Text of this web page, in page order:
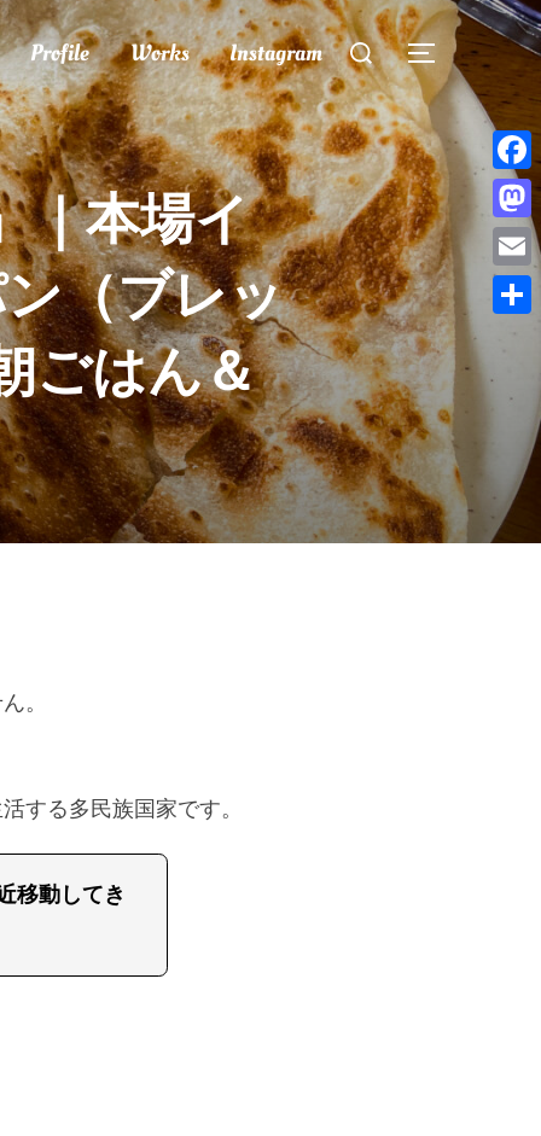
Profile Works Instagram
検
索
対
象:
サイドバ
｜本場イ
（ブレッ
ごはん＆
。
する多民族国家です。
移動してき